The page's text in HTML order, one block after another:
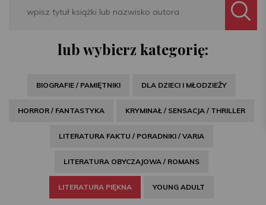
lub wybierz kategorię:
BIOGRAFIE / PAMIĘTNIKI DLA DZIECI I MŁODZIEŻY
HORROR / FANTASTYKA KRYMINAŁ / SENSACJA / THRILLER
LITERATURA FAKTU / PORADNIKI / VARIA
LITERATURA OBYCZAJOWA / ROMANS
LITERATURA PIĘKNA YOUNG ADULT